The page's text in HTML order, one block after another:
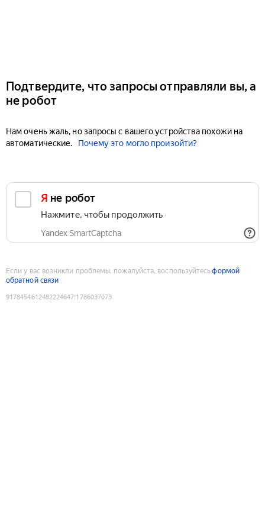
Подтвердите, что запросы отправляли вы, а
не робот
Нам очень жаль, но запросы с вашего устройства похожи на
автоматические.
Почему это могло произойти?
Я не робот
Нажмите, чтобы продолжить
Yandex SmartCaptcha
Если у вас возникли проблемы, пожалуйста, воспользуйтесьформой
обратной связи
9178454612482224647:1786037073